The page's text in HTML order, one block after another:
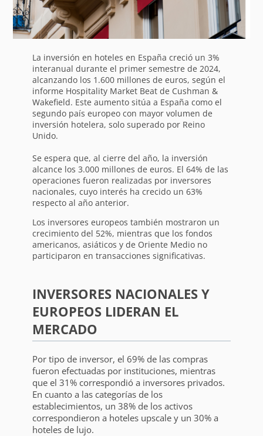
La inversión en hoteles en España creció un 3%
interanual durante el primer semestre de 2024,
alcanzando los 1.600 millones de euros, según el
informe Hospitality Market Beat de Cushman &
Wakefield. Este aumento sitúa a España como el
segundo país europeo con mayor volumen de
inversión hotelera, solo superado por Reino
Unido.
Se espera que, al cierre del año, la inversión
alcance los 3.000 millones de euros. El 64% de las
operaciones fueron realizadas por inversores
nacionales, cuyo interés ha crecido un 63%
respecto al año anterior.
Los inversores europeos también mostraron un
crecimiento del 52%, mientras que los fondos
americanos, asiáticos y de Oriente Medio no
participaron en transacciones significativas.
INVERSORES NACIONALES Y
EUROPEOS LIDERAN EL
MERCADO
Por tipo de inversor, el 69% de las compras
fueron efectuadas por instituciones, mientras
que el 31% correspondió a inversores privados.
En cuanto a las categorías de los
establecimientos, un 38% de los activos
correspondieron a hoteles upscale y un 30% a
hoteles de lujo.